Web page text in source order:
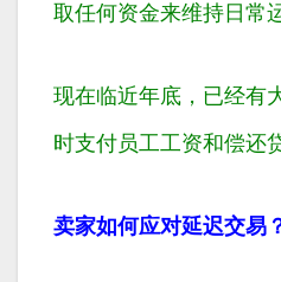
取任何资金来维持日常
现在临近年底，已经有
时支付员工工资和偿还
卖家如何应对延迟交易